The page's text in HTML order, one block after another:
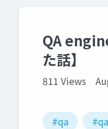
QA
た話】
811 Views
#qa